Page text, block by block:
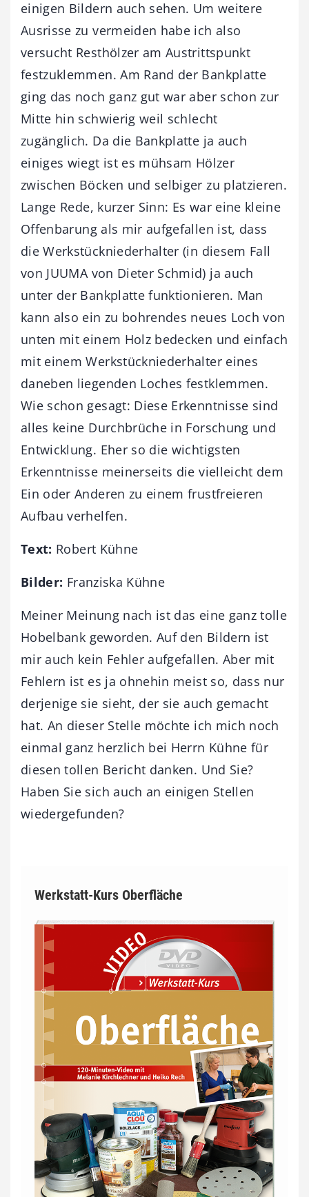
einigen Bildern auch sehen. Um weitere
Ausrisse zu vermeiden habe ich also
versucht Resthölzer am Austrittspunkt
festzuklemmen. Am Rand der Bankplatte
ging das noch ganz gut war aber schon zur
Mitte hin schwierig weil schlecht
zugänglich. Da die Bankplatte ja auch
einiges wiegt ist es mühsam Hölzer
zwischen Böcken und selbiger zu platzieren.
Lange Rede, kurzer Sinn: Es war eine kleine
Offenbarung als mir aufgefallen ist, dass
die Werkstückniederhalter (in diesem Fall
von JUUMA von Dieter Schmid) ja auch
unter der Bankplatte funktionieren. Man
kann also ein zu bohrendes neues Loch von
unten mit einem Holz bedecken und einfach
mit einem Werkstückniederhalter eines
daneben liegenden Loches festklemmen.
Wie schon gesagt: Diese Erkenntnisse sind
alles keine Durchbrüche in Forschung und
Entwicklung. Eher so die wichtigsten
Erkenntnisse meinerseits die vielleicht dem
Ein oder Anderen zu einem frustfreieren
Aufbau verhelfen.
Text: Robert Kühne
Bilder: Franziska Kühne
Meiner Meinung nach ist das eine ganz tolle
Hobelbank geworden. Auf den Bildern ist
mir auch kein Fehler aufgefallen. Aber mit
Fehlern ist es ja ohnehin meist so, dass nur
derjenige sie sieht, der sie auch gemacht
hat. An dieser Stelle möchte ich mich noch
einmal ganz herzlich bei Herrn Kühne für
diesen tollen Bericht danken. Und Sie?
Haben Sie sich auch an einigen Stellen
wiedergefunden?
Werkstatt-Kurs Oberfläche